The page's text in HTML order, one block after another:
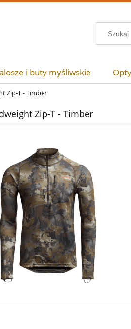
i buty myśliwskie
Zip-T - Timber
Zip-T - Timber